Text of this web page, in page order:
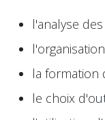
l'analyse
la formation
le choix